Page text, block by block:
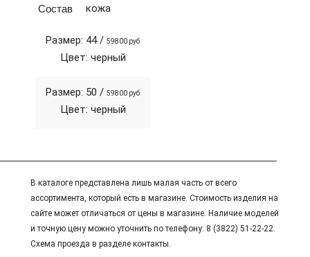
Состав кожа
Размер: 44 / 59800 руб
Цвет: черный
Размер: 50 / 59800 руб
Цвет: черный
В каталоге представлена лишь малая часть от всего
ассортимента, который есть в магазине. Стоимость изделия на
сайте может отличаться от цены в магазине. Наличие моделей
и точную цену можно уточнить по телефону: 8 (3822) 51-22-22.
Схема проезда в разделе контакты.